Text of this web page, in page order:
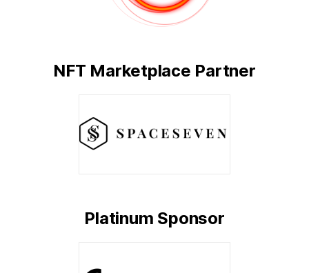
NFT Marketplace Partner
Platinum Sponsor